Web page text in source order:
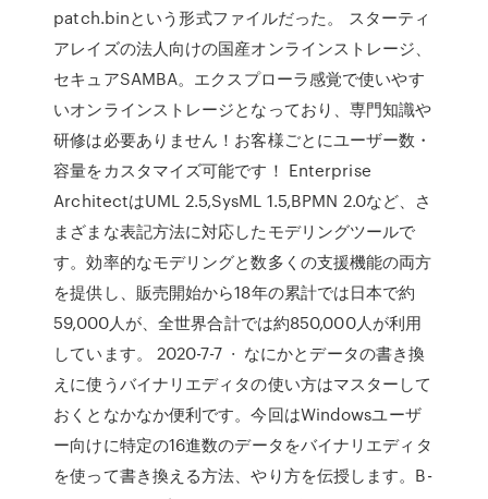
patch.binという形式ファイルだった。 スターティ
アレイズの法人向けの国産オンラインストレージ、
セキュアSAMBA。エクスプローラ感覚で使いやす
いオンラインストレージとなっており、専門知識や
研修は必要ありません！お客様ごとにユーザー数・
容量をカスタマイズ可能です！ Enterprise
ArchitectはUML 2.5,SysML 1.5,BPMN 2.0など、さ
まざまな表記方法に対応したモデリングツールで
す。効率的なモデリングと数多くの支援機能の両方
を提供し、販売開始から18年の累計では日本で約
59,000人が、全世界合計では約850,000人が利用
しています。 2020-7-7 · なにかとデータの書き換
えに使うバイナリエディタの使い方はマスターして
おくとなかなか便利です。今回はWindowsユーザ
ー向けに特定の16進数のデータをバイナリエディタ
を使って書き換える方法、やり方を伝授します。B-